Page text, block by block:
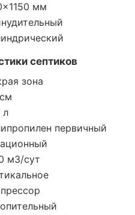
мм
септиков
зона
л
первичный
м3/cут